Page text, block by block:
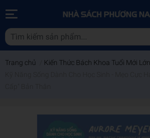
Trang chủ Kiến Thức Bách Khoa Tuổi Mới Lớn